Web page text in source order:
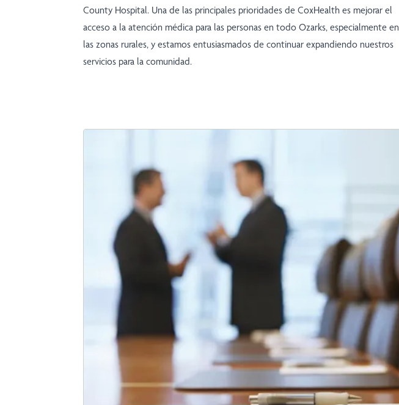
County Hospital. Una de las principales prioridades de CoxHealth es mejorar el
acceso a la atención médica para las personas en todo Ozarks, especialmente en
las zonas rurales, y estamos entusiasmados de continuar expandiendo nuestros
servicios para la comunidad.